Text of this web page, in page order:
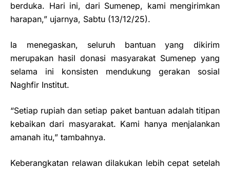
berduka. Hari ini, dari Sumenep, kami mengirimkan
harapan,” ujarnya, Sabtu (13/12/25).
Ia menegaskan, seluruh bantuan yang dikirim
merupakan hasil donasi masyarakat Sumenep yang
selama ini konsisten mendukung gerakan sosial
Naghfir Institut.
“Setiap rupiah dan setiap paket bantuan adalah titipan
kebaikan dari masyarakat. Kami hanya menjalankan
amanah itu,” tambahnya.
Keberangkatan relawan dilakukan lebih cepat setelah